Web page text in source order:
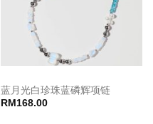
蓝月光白珍珠蓝磷辉项链
RM 168.00